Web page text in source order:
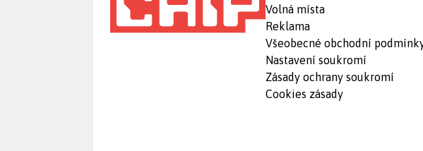
Volná místa
Reklama
Všeobecné obchodní
Nastavení soukromí
Zásady ochrany soukromí
Cookies zásady